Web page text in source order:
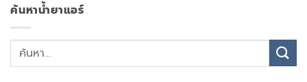
ค้นหาน้ำยาแอร์